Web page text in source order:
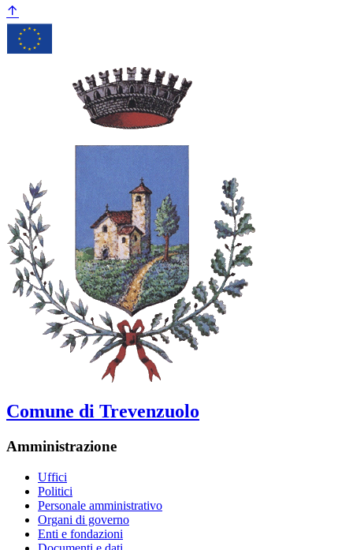
Comune di Trevenzuolo
Amministrazione
Uffici
Politici
Personale amministrativo
Organi di governo
Enti e fondazioni